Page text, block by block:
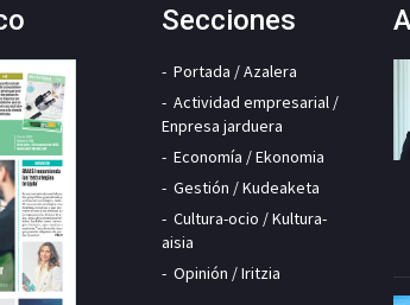
Secciones
Portada / Azalera
Actividad empresarial /
Enpresa jarduera
Economía / Ekonomia
Gestión / Kudeaketa
Cultura-ocio / Kultura-
aisia
Opinión / Iritzia